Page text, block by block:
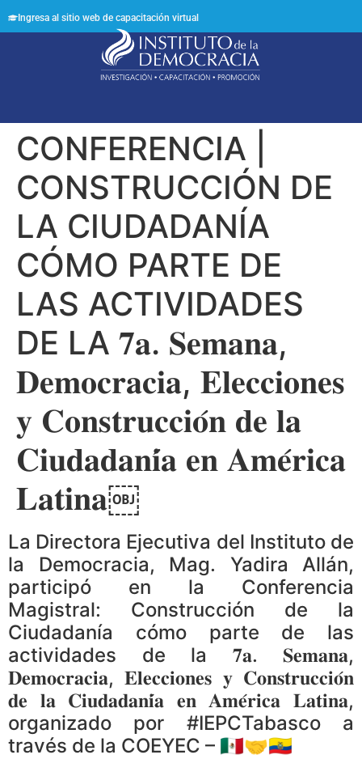
Ingresa al sitio web de capacitación virtual
CONFERENCIA |
CONSTRUCCIÓN DE
LA CIUDADANÍA
CÓMO PARTE DE
LAS ACTIVIDADES
DE LA 𝟕𝐚. 𝐒𝐞𝐦𝐚𝐧𝐚,
𝐃𝐞𝐦𝐨𝐜𝐫𝐚𝐜𝐢𝐚, 𝐄𝐥𝐞𝐜𝐜𝐢𝐨𝐧𝐞𝐬
𝐲 𝐂𝐨𝐧𝐬𝐭𝐫𝐮𝐜𝐜𝐢𝐨́𝐧 𝐝𝐞 𝐥𝐚
𝐂𝐢𝐮𝐝𝐚𝐝𝐚𝐧𝐢́𝐚 𝐞𝐧 𝐀𝐦𝐞́𝐫𝐢𝐜𝐚
𝐋𝐚𝐭𝐢𝐧𝐚￼
La Directora Ejecutiva del Instituto de
la Democracia, Mag. Yadira Allán,
participó en la Conferencia
Magistral: Construcción de la
Ciudadanía cómo parte de las
actividades de la 𝟕𝐚. 𝐒𝐞𝐦𝐚𝐧𝐚,
𝐃𝐞𝐦𝐨𝐜𝐫𝐚𝐜𝐢𝐚, 𝐄𝐥𝐞𝐜𝐜𝐢𝐨𝐧𝐞𝐬 𝐲 𝐂𝐨𝐧𝐬𝐭𝐫𝐮𝐜𝐜𝐢𝐨́𝐧
𝐝𝐞 𝐥𝐚 𝐂𝐢𝐮𝐝𝐚𝐝𝐚𝐧𝐢́𝐚 𝐞𝐧 𝐀𝐦𝐞́𝐫𝐢𝐜𝐚 𝐋𝐚𝐭𝐢𝐧𝐚,
organizado por #IEPCTabasco a
través de la COEYEC – 🇲🇽🤝🇪🇨